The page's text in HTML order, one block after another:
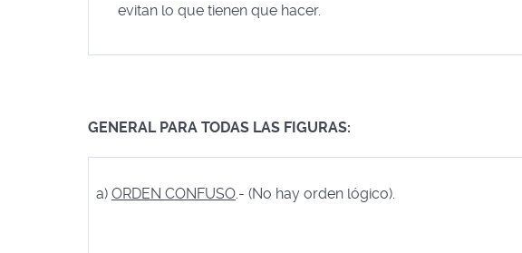
evitan lo que tienen que hacer.
GENERAL PARA TODAS LAS FIGURAS:
a) ORDEN CONFUSO.- (No hay orden lógico).